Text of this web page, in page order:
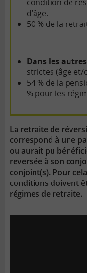
condition de
d’âge.
50 % de la
Dans les
strictes (âge et/
54 % de la
% pour les
La retraite de
correspond à une
ou aurait pu
reversée à son
conjoint(s). Pour
conditions doivent
régimes de retraite.